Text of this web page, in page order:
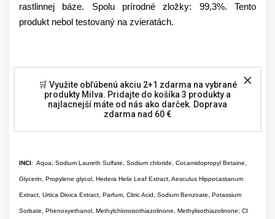
🛒 Využite obľúbenú akciu 2+1 zdarma na vybrané
produkty Milva. Pridajte do košíka 3 produkty a
najlacnejší máte od nás ako darček. Doprava
zdarma nad 60 €
rastlinnej báze. Spolu prírodné zložky: 99,3%. Tento
produkt nebol testovaný na zvieratách.
INCI: Aqua; Sodium Laureth Sulfate, Sodium chloride, Cocamidopropyl Betaine,
Glycerin, Propylene glycol, Hedera Helix Leaf Extract, Aesculus Hippocastanum
Extract, Urtica Dioica Extract, Parfum, Citric Acid, Sodium Benzoate, Potassium
Sorbate, Phenoxyethanol, Methylchloroisothiazolinone, Methylisothiazolinone; CI